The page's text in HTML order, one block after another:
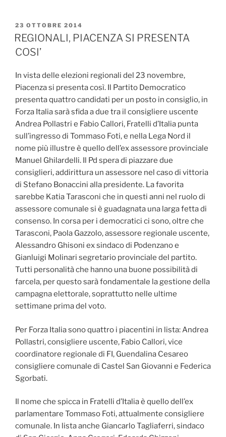
PUBBLICATO
IL
23 OTTOBRE 2014
REGIONALI, PIACENZA SI PRESENTA
COSI’
In vista delle elezioni regionali del 23 novembre,
Piacenza si presenta così. Il Partito Democratico
presenta quattro candidati per un posto in consiglio, in
Forza Italia sarà sfida a due tra il consigliere uscente
Andrea Pollastri e Fabio Callori, Fratelli d’Italia punta
sull’ingresso di Tommaso Foti, e nella Lega Nord il
nome più illustre è quello dell’ex assessore provinciale
Manuel Ghilardelli. Il Pd spera di piazzare due
consiglieri, addirittura un assessore nel caso di vittoria
di Stefano Bonaccini alla presidente. La favorita
sarebbe Katia Tarasconi che in questi anni nel ruolo di
assessore comunale si è guadagnata una larga fetta di
consenso. In corsa per i democratici ci sono, oltre che
Tarasconi, Paola Gazzolo, assessore regionale uscente,
Alessandro Ghisoni ex sindaco di Podenzano e
Gianluigi Molinari segretario provinciale del partito.
Tutti personalità che hanno una buone possibilità di
farcela, per questo sarà fondamentale la gestione della
campagna elettorale, soprattutto nelle ultime
settimane prima del voto.
Per Forza Italia sono quattro i piacentini in lista: Andrea
Pollastri, consigliere uscente, Fabio Callori, vice
coordinatore regionale di FI, Guendalina Cesareo
consigliere comunale di Castel San Giovanni e Federica
Sgorbati.
Il nome che spicca in Fratelli d’Italia è quello dell’ex
parlamentare Tommaso Foti, attualmente consigliere
comunale. In lista anche Giancarlo Tagliaferri, sindaco